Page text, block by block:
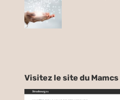
Visitez le site du Mamcs